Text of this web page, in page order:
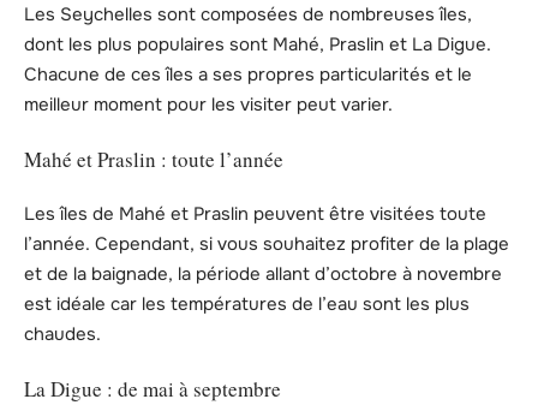
Les Seychelles sont composées de nombreuses îles,
dont les plus populaires sont Mahé, Praslin et La Digue.
Chacune de ces îles a ses propres particularités et le
meilleur moment pour les visiter peut varier.
Mahé et Praslin : toute l’année
Les îles de Mahé et Praslin peuvent être visitées toute
l’année. Cependant, si vous souhaitez profiter de la plage
et de la baignade, la période allant d’octobre à novembre
est idéale car les températures de l’eau sont les plus
chaudes.
La Digue : de mai à septembre